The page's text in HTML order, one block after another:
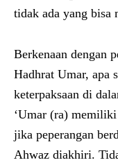
tidak ada yang bisa
Berkenaan dengan
Hadhrat Umar, apa
keterpaksaan di
‘Umar (ra)
jika peperangan
Ahwaz diakhiri.